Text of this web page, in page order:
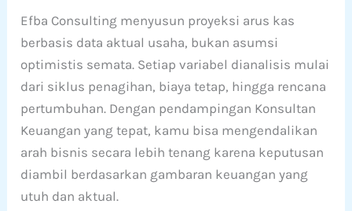
Efba Consulting menyusun proyeksi arus kas
berbasis data aktual usaha, bukan asumsi
optimistis semata. Setiap variabel dianalisis mulai
dari siklus penagihan, biaya tetap, hingga rencana
pertumbuhan. Dengan pendampingan Konsultan
Keuangan yang tepat, kamu bisa mengendalikan
arah bisnis secara lebih tenang karena keputusan
diambil berdasarkan gambaran keuangan yang
utuh dan aktual.